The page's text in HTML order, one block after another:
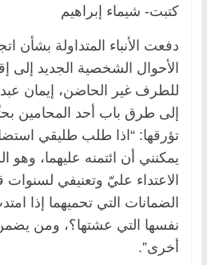
كتبت- شيماء إبراهيم
دفعت الأنباء المتداولة بشأن
الأحوال الشخصية الجديد إلى
للطرف غير الحاضن، إيمان
إلى طرق باب أحد المحامين
تؤرقها: “اذا طلب طليقي
يمكنني أن ائتمنه عليهما،
الاعتداء عليّ وتعنيفي لسنوات
الضمانات التي تحميهما إذا
نفسها التي عشتها؟، ومن
أخرى”.